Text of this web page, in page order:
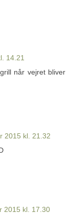
14.21
når vejret bliver
2015 kl. 21.32
2015 kl. 17.30